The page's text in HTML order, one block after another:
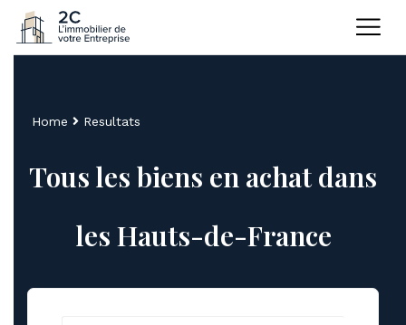
Home Resultats
Tous les biens en achat dans
les Hauts-de-France